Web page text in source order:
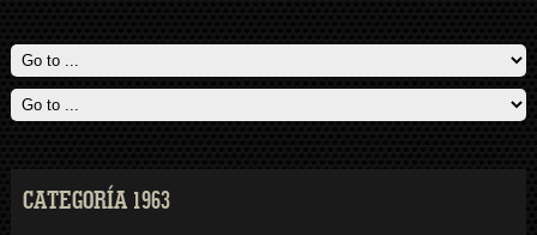
CATEGORÍA 1963